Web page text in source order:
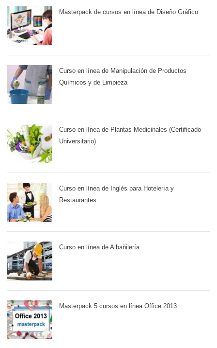
Masterpack de cursos en línea de Diseño Gráfico
Curso en línea de Manipulación de Productos
Químicos y de Limpieza
Curso en línea de Plantas Medicinales (Certificado
Universitario)
Curso en línea de Inglés para Hotelería y
Restaurantes
Curso en línea de Albañilería
Masterpack 5 cursos en línea Office 2013